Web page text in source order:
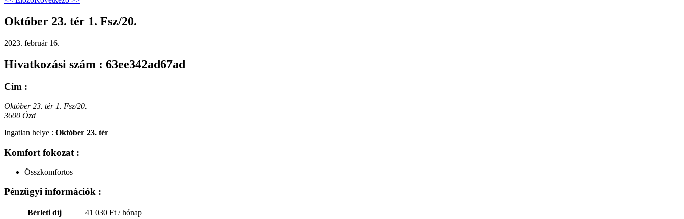
Október 23. tér 1. Fsz/20.
2023. február 16.
Hivatkozási szám : 63ee342ad67ad
Cím :
Október 23. tér 1. Fsz/20.
3600 Ózd
Ingatlan helye : Október 23. tér
Komfort fokozat :
Összkomfortos
Pénzügyi információk :
Bérleti díj 41 030 Ft / hónap